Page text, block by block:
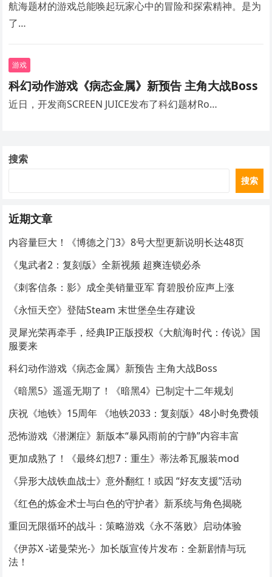
航海题材的游戏总能唤起玩家心中的冒险和探索精神。是为
了…
游戏
科幻动作游戏《病态金属》新预告 主角大战Boss
近日，开发商SCREEN JUICE发布了科幻题材Ro…
搜索
搜索
近期文章
内容量巨大！《博德之门3》8号大型更新说明长达48页
《鬼武者2：复刻版》全新视频 超爽连锁必杀
《刺客信条：影》成全美销量亚军 育碧股价应声上涨
《永恒天空》登陆Steam 末世堡垒生存建设
灵犀光荣再牵手，经典IP正版授权《大航海时代：传说》国
服要来
科幻动作游戏《病态金属》新预告 主角大战Boss
《暗黑5》遥遥无期了！《暗黑4》已制定十二年规划
庆祝《地铁》15周年 《地铁2033：复刻版》48小时免费领
恐怖游戏《潜渊症》新版本“暴风雨前的宁静”内容丰富
更加成熟了！《最终幻想7：重生》蒂法希瓦服装mod
《异形大战铁血战士》意外翻红！或因 “好友支援”活动
《红色的炼金术士与白色的守护者》新系统与角色揭晓
重回无限循环的战斗：策略游戏《永不落败》启动体验
《伊苏X -诺曼荣光-》加长版宣传片发布：全新剧情与玩
法！